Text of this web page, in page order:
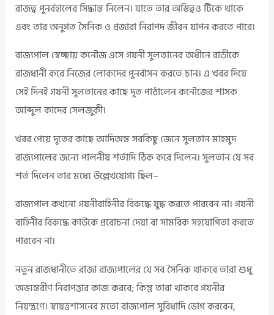
রাজত্ব পুনর্বহালের সিদ্ধান্ত নিলেন। যাতে তার অস্তিত্বও টিকে থাকে
এবং তার অনুগত সৈনিক ও প্রজারা নিরাপদ জীবন যাপন করতে পারে।
রাজ্যপাল স্বেচ্ছায় কনৌজ এসে গযনী সুলতানের অধীনে রাড়ীকে
রাজধানী করে নিজের লোকদের পুনর্বাসন করতে চান। এ খবর দিয়ে
সেই দিনই গযনী সুলতানের কাছে দূত পাঠালেন কনৌজের শাসক
আব্দুল কাদের সেলজুকী।
খবর পেয়ে দূতের কাছে আদিঅন্ত সবকিছু জেনে সুলতান মাহমুদ
রাজ্যপালের জন্যে পালনীয় শর্তাদি ঠিক করে দিলেন। সুলতান যে সব
শর্ত দিলেন তার মধ্যে উল্লেখযোগ্য ছিল–
রাজ্যপাল কখনো গযনীবাহিনীর বিরুদ্ধে যুদ্ধ করতে পারবেন না। গযনী
বাহিনীর বিরুদ্ধে কাউকে প্ররোচনা দেয়া বা সামরিক সহযোগিতা করতে
পারবেন না।
নতুন রাজধানীতে রাজা রাজ্যপালের যে সব সৈনিক থাকবে তারা শুধু
অভ্যন্তরীণ নিরাপত্তার কাজ করবে; কিন্তু তারা থাকবে গযনীর
নিয়ন্ত্রণে। স্বায়ত্তশাসনের মতো রাজ্যপাল সুবিধাদি ভোগ করবেন,